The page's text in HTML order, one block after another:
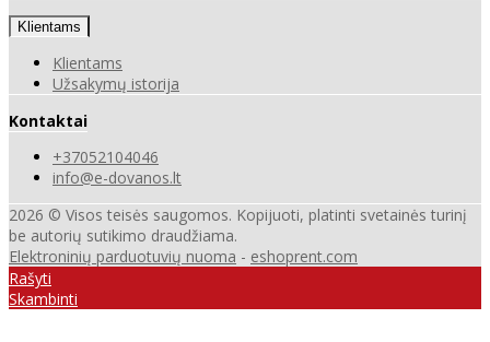
Klientams
Klientams
Užsakymų istorija
Kontaktai
+37052104046
info@e-dovanos.lt
2026 © Visos teisės saugomos. Kopijuoti, platinti svetainės turinį
be autorių sutikimo draudžiama.
Elektroninių parduotuvių nuoma - eshoprent.com
Rašyti
Skambinti